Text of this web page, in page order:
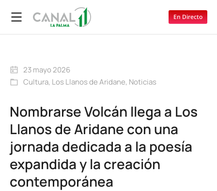
En Directo
23 mayo 2026
Cultura, Los Llanos de Aridane, Noticias
Nombrarse Volcán llega a Los
Llanos de Aridane con una
jornada dedicada a la poesía
expandida y la creación
contemporánea